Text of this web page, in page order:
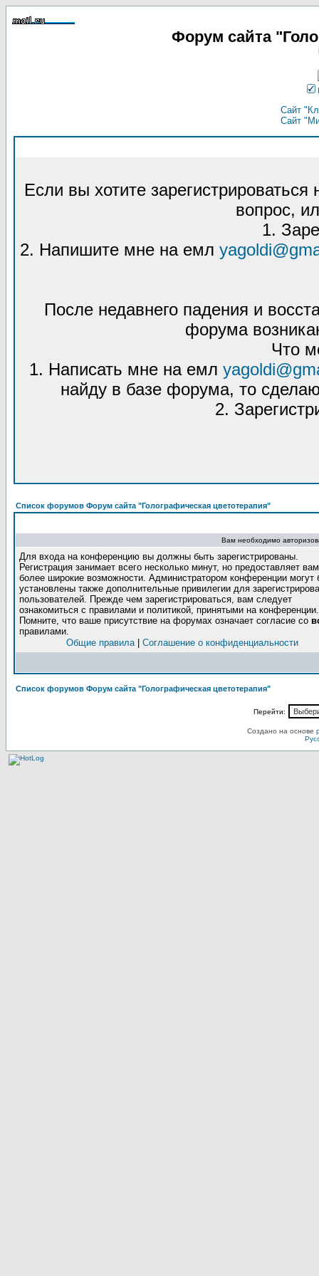
Форум сайта
Сайт
Сайт
Если вы хотите
вопрос,
1.
2. Напишите мне на емл
После недавнего падения и
форума
Что
1. Написать мне на емл
найду в базе форума, то
2.
Список форумов Форум сайта "Голографическая цветотерапия"
Вам необходимо
Для входа на конференцию вы должны быть зарегистрированы.
Регистрация занимает всего несколько минут, но предоставляет вам
более широкие возможности. Администратором конференции могут
установлены также дополнительные привилегии для
пользователей. Прежде чем зарегистрироваться, вам следует
ознакомиться с правилами и политикой, принятыми на конференции.
Помните, что ваше присутствие на форумах означает согласие со
правилами.
Общие правила| Соглашение о конфиденциальности
Список форумов Форум сайта "Голографическая цветотерапия"
Перейти:
Создано на основе